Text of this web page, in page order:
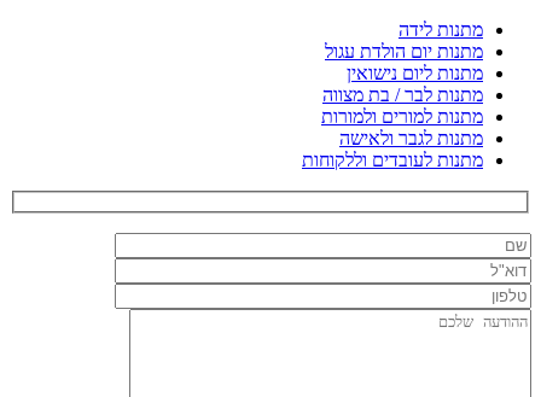
מתנות לידה
מתנות יום הולדת עגול
מתנות ליום נישואין
מתנות לבר / בת מצווה
מתנות למורים ולמורות
מתנות לגבר ולאישה
מתנות לעובדים וללקוחות